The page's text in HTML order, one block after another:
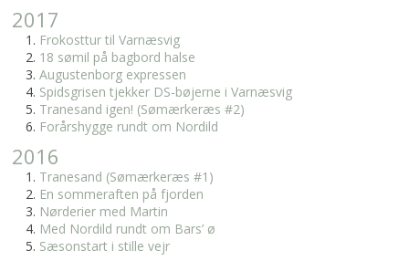
2017
Frokosttur til Varnæsvig
18 sømil på bagbord halse
Augustenborg expressen
Spidsgrisen tjekker DS-bøjerne i Varnæsvig
Tranesand igen! (Sømærkeræs #2)
Forårshygge rundt om Nordild
2016
Tranesand (Sømærkeræs #1)
En sommeraften på fjorden
Nørderier med Martin
Med Nordild rundt om Bars’ ø
Sæsonstart i stille vejr